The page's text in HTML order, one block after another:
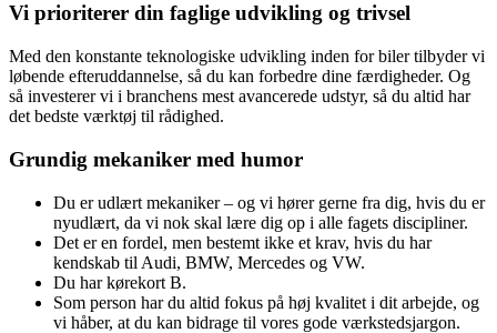
Vi prioriterer din faglige udvikling og trivsel
Med den konstante teknologiske udvikling inden for biler tilbyder vi
løbende efteruddannelse, så du kan forbedre dine færdigheder. Og
så investerer vi i branchens mest avancerede udstyr, så du altid har
det bedste værktøj til rådighed.
Grundig mekaniker med humor
Du er udlært mekaniker – og vi hører gerne fra dig, hvis du er
nyudlært, da vi nok skal lære dig op i alle fagets discipliner.
Det er en fordel, men bestemt ikke et krav, hvis du har
kendskab til Audi, BMW, Mercedes og VW.
Du har kørekort B.
Som person har du altid fokus på høj kvalitet i dit arbejde, og
vi håber, at du kan bidrage til vores gode værkstedsjargon.